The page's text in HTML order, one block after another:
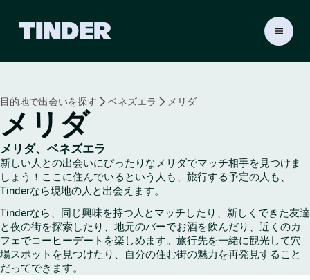
r
ペ
ー
ジ
目的地で出会いを探す ベネズエラ メリダ
メリダ
メリダ、ベネズエラ
新しい人との出会いにぴったりなメリダでマッチ相手を見つけま
しょう！ここに住んでいるという人も、旅行する予定の人も、
Tinderなら現地の人と出会えます。
Tinderなら、同じ興味を持つ人とマッチしたり、新しくできた友達
と夜の街を探索したり、地元のバーでお酒を飲んだり、近くのカ
フェでコーヒーデートを楽しめます。旅行先を一緒に観光して穴
場スポットを見つけたり、自分の住む街の魅力を再発見すること
だってできます。